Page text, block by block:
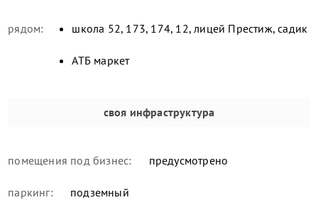
рядом: школа 52, 173, 174, 12, лицей Престиж, садик
АТБ маркет
своя инфраструктура
помещения под бизнес: предусмотрено
паркинг: подземный